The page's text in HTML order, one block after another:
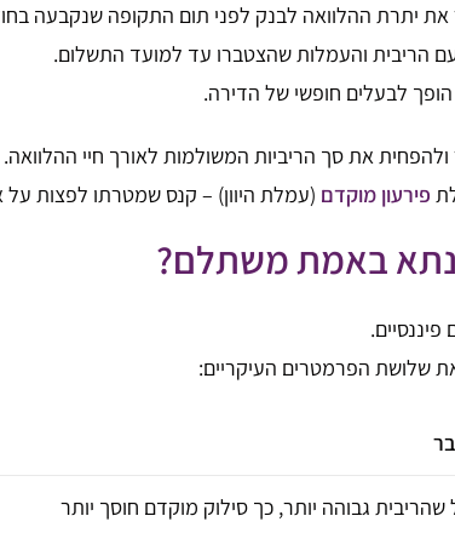
יתרת ההלוואה לבנק לפני תום התקופה שנקבעה
הריבית והעמלות שהצטברו עד למועד התשלום.
לבעלים חופשי של הדירה.
את סך הריביות המשולמות לאורך חיי ההלוואה.
פירעון מוקדם (עמלת היוון) – קנס שמטרתו לפצות על
באמת משתלם?
שלושת הפרמטרים העיקריים:
שהריבית גבוהה יותר, כך סילוק מוקדם חוסך יותר